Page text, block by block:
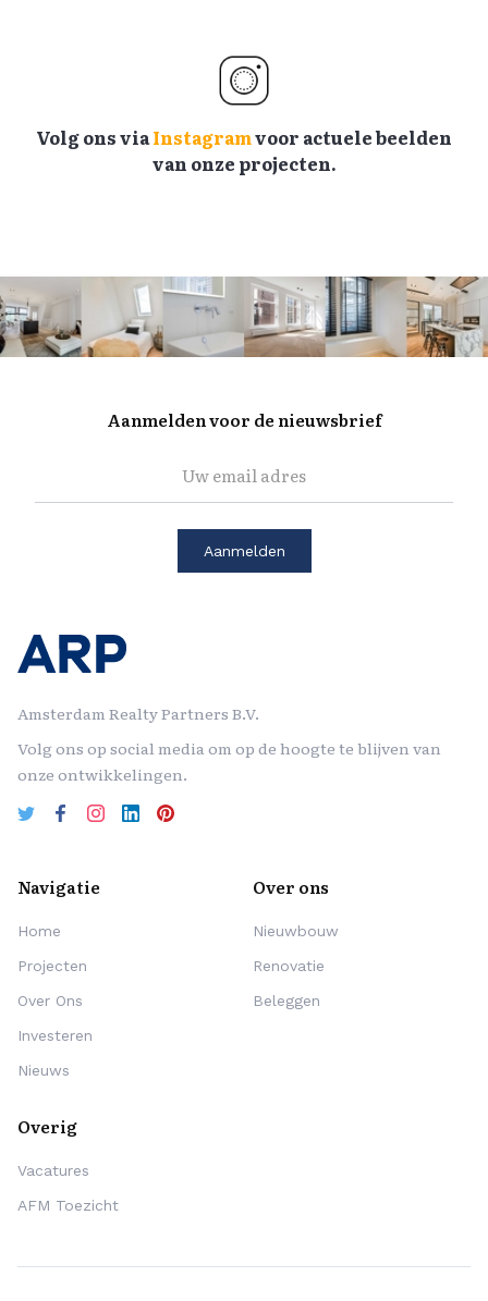
Volg ons viaInstagramvoor actuele beelden
van onze projecten.
Amsterdam Realty Partners B.V.
Volg ons op social media om op de hoogte te blijven van
onze ontwikkelingen.
Navigatie
Home
Projecten
Over Ons
Investeren
Nieuws
Overig
Vacatures
AFM Toezicht
Over ons
Nieuwbouw
Renovatie
Beleggen
Aanmelden voor de nieuwsbrief